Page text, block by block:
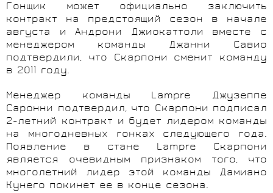
Гонщик может официально заключить
контракт на предстоящий сезон в начале
августа и Андрони Джиокаттоли вместе с
менеджером команды Джанни Савио
подтвердили, что Скарпони сменит команду
в 2011 году.
Менеджер команды Lampre Джузеппе
Саронни подтвердил, что Скарпони подписал
2-летний контракт и будет лидером команды
на многодневных гонках следующего года.
Появление в стане Lampre Скарпони
является очевидным признаком того, что
многолетний лидер этой команды Дамиано
Кунего покинет ее в конце сезона.